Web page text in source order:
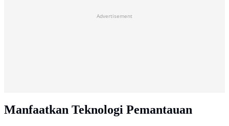
Advertisement
Manfaatkan Teknologi Pemantauan